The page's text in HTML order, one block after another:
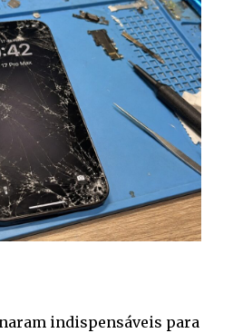
indispensáveis para